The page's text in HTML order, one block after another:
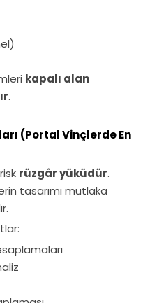
kapalı alan
.
(Portal Vinçlerde En
rüzgâr yüküdür.
tasarımı mutlaka